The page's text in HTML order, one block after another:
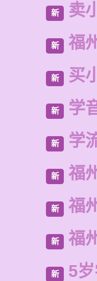
新 卖
新 福
新 买
新 学
新 学
新 福
新 福
新 福
新 5